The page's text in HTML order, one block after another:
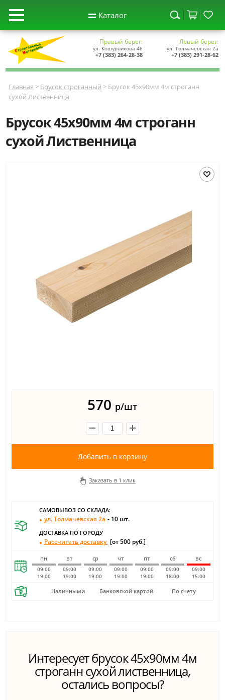
Правый берег:
ул. Кошурникова 46
+7 (383) 264-28-38
Левый берег:
ул. Толмачевская 2а
+7 (383) 291-28-62
Главная > Брусок строганный > Брусок 45х90мм 4м строганн
сухой Лиственница
Брусок 45х90мм 4м строганн
сухой Лиственница
570 р/шт
Добавить в корзину
Заказать в 1 клик
САМОВЫВОЗ СО СКЛАДА:
ул. Толмачевская 2а - 10 шт.
ДОСТАВКА ПО ГОРОДУ
Рассчитать доставку [от 500 руб.]
пн вт ср чт пт сб вс
09:00
19:00
09:00
19:00
09:00
19:00
09:00
19:00
09:00
19:00
09:00
18:00
09:00
15:00
Наличными Банковской картой По счету
Интересует брусок 45х90мм 4м
строганн сухой лиственница,
остались вопросы?
Каталог